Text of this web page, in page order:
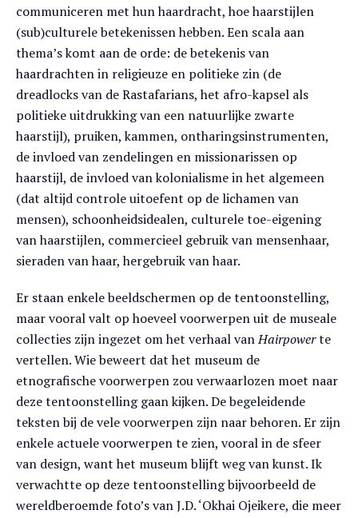
communiceren met hun haardracht, hoe haarstijlen
(sub)culturele betekenissen hebben. Een scala aan
thema’s komt aan de orde: de betekenis van
haardrachten in religieuze en politieke zin (de
dreadlocks van de Rastafarians, het afro-kapsel als
politieke uitdrukking van een natuurlijke zwarte
haarstijl), pruiken, kammen, ontharingsinstrumenten,
de invloed van zendelingen en missionarissen op
haarstijl, de invloed van kolonialisme in het algemeen
(dat altijd controle uitoefent op de lichamen van
mensen), schoonheidsidealen, culturele toe-eigening
van haarstijlen, commercieel gebruik van mensenhaar,
sieraden van haar, hergebruik van haar.
Er staan enkele beeldschermen op de tentoonstelling,
maar vooral valt op hoeveel voorwerpen uit de museale
collecties zijn ingezet om het verhaal vanHairpowerte
vertellen. Wie beweert dat het museum de
etnografische voorwerpen zou verwaarlozen moet naar
deze tentoonstelling gaan kijken. De begeleidende
teksten bij de vele voorwerpen zijn naar behoren. Er zijn
enkele actuele voorwerpen te zien, vooral in de sfeer
van design, want het museum blijft weg van kunst. Ik
verwachtte op deze tentoonstelling bijvoorbeeld de
wereldberoemde foto’s van J.D. ‘Okhai Ojeikere, die meer